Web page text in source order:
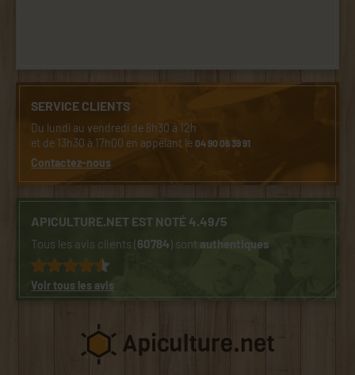
SERVICE CLIENTS
Du lundi au vendredi de 8h30 à 12h
et de 13h30 à 17h00 en appelant le04 90 06 39 91
Contactez-nous
APICULTURE.NET EST NOTÉ 4.49/5
Tous les avis clients (60784) sontauthentiques
Voir tous les avis